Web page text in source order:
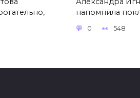
напомнила
0 548